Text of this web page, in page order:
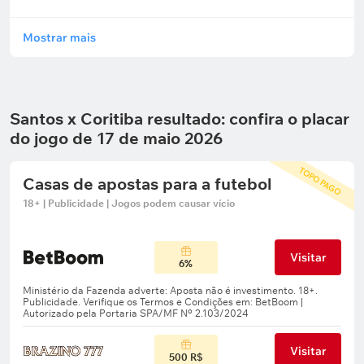
Mostrar mais
Santos x Coritiba resultado: confira o placar
do jogo de 17 de maio 2026
TOPO PAGO
Casas de apostas para a futebol
18+ | Publicidade | Jogos podem causar vício
6% Visitar
500 R$ Visitar